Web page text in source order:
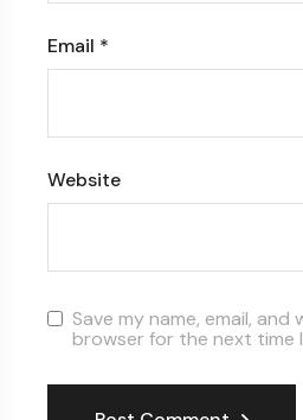
Email *
Website
Save my name, email, and
browser for the next time